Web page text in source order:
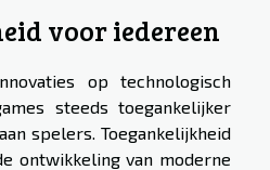
voor iedereen
op technologisch
steeds toegankelijker
spelers. Toegankelijkheid
ontwikkeling van moderne